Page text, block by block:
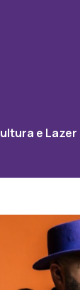
e Lazer